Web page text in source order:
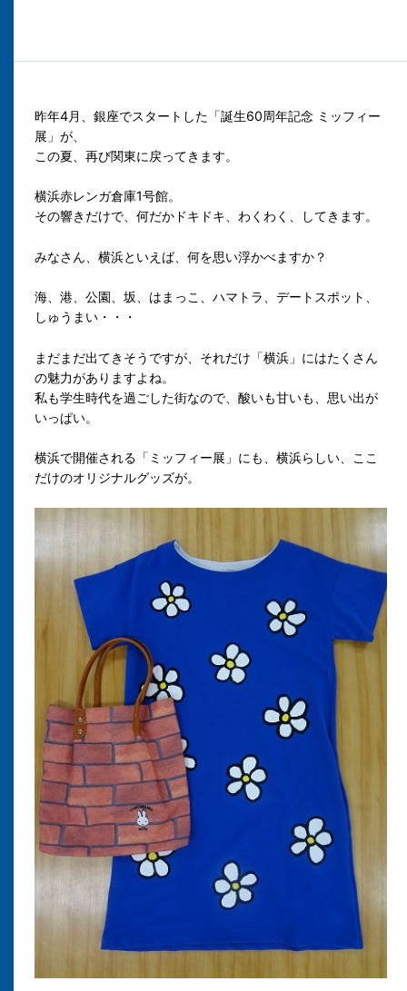
昨年4月、銀座でスタートした「誕生60周年記念 ミッフィー
展」が、
この夏、再び関東に戻ってきます。
横浜赤レンガ倉庫1号館。
その響きだけで、何だかドキドキ、わくわく、してきます。
みなさん、横浜といえば、何を思い浮かべますか？
海、港、公園、坂、はまっこ、ハマトラ、デートスポット、
しゅうまい・・・
まだまだ出てきそうですが、それだけ「横浜」にはたくさん
の魅力がありますよね。
私も学生時代を過ごした街なので、酸いも甘いも、思い出が
いっぱい。
横浜で開催される「ミッフィー展」にも、横浜らしい、ここ
だけのオリジナルグッズが。